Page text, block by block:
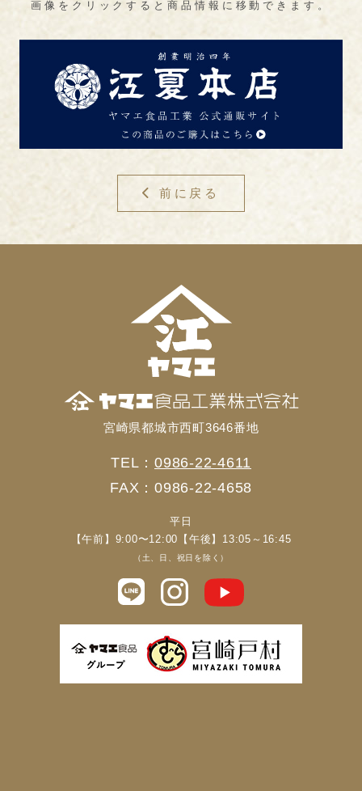
画像をクリックすると商品情報に移動できます。
前に戻る
宮崎県都城市西町3646番地
TEL： 0986-22-4611
FAX：0986-22-4658
平日
【午前】9:00〜12:00【午後】13:05～16:45
（土、日、祝日を除く）